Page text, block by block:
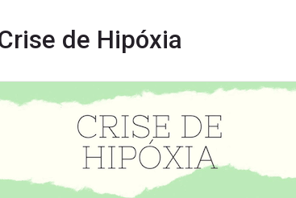
do blog por Sheyla
de Hipóxia